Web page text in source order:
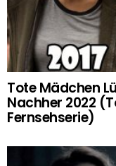
Tote Mädchen
Nachher 2022
Fernsehserie)